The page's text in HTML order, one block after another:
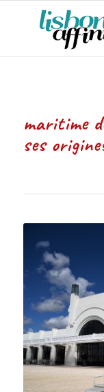
Sul-
maritime
ses